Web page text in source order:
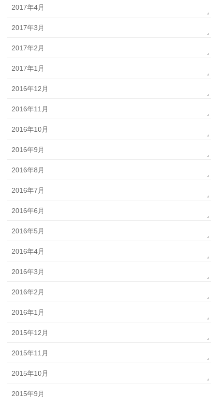
2017年4月
2017年3月
2017年2月
2017年1月
2016年12月
2016年11月
2016年10月
2016年9月
2016年8月
2016年7月
2016年6月
2016年5月
2016年4月
2016年3月
2016年2月
2016年1月
2015年12月
2015年11月
2015年10月
2015年9月